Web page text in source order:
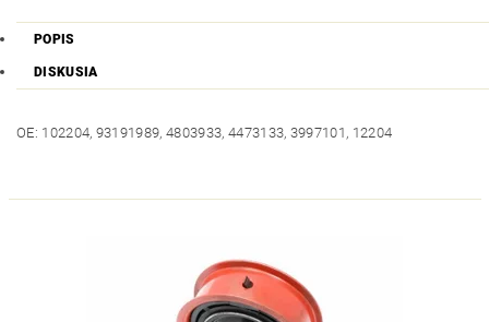
POPIS
DISKUSIA
OE: 102204, 93191989, 4803933, 4473133, 3997101, 12204